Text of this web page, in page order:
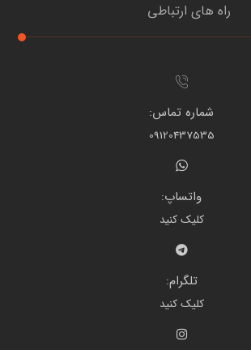
راه های ارتباطی
شماره تماس:
09120437535
واتساپ:
کلیک کنید
تلگرام:
کلیک کنید